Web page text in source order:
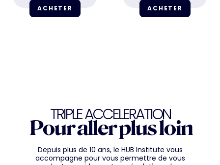
ACHETER ACHETER
TRIPLE ACCELERATION
Pour aller plus loin
Depuis plus de 10 ans, le HUB Institute vous
accompagne pour vous permettre de vous